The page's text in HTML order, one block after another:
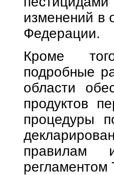
изменений в
Федерации.
Кроме
подробные
области
продуктов
процедуры
правилам
регламентом